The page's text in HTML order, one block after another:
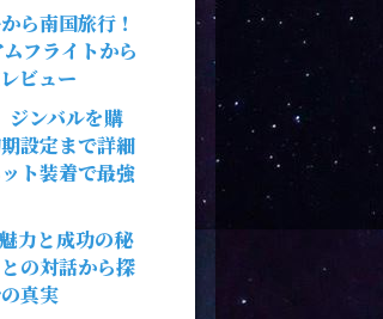
ら南国旅行！
フライトから
ビュー
ジンバルを購
設定まで詳細
ト装着で最強
力と成功の秘
の対話から探
真実